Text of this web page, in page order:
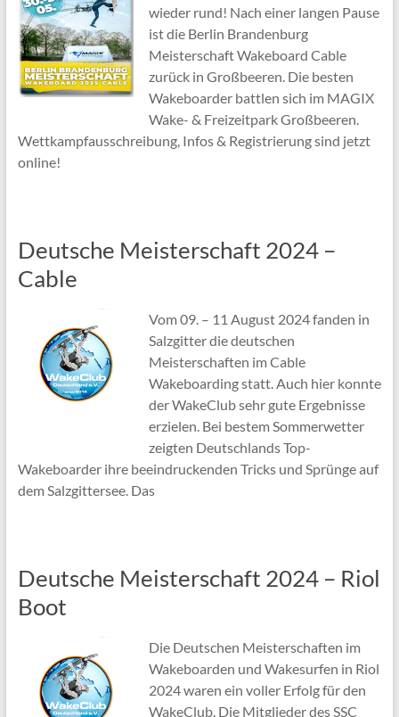
wieder rund! Nach einer langen Pause
ist die Berlin Brandenburg
Meisterschaft Wakeboard Cable
zurück in Großbeeren. Die besten
Wakeboarder battlen sich im MAGIX
Wake- & Freizeitpark Großbeeren.
Wettkampfausschreibung, Infos & Registrierung sind jetzt
online!
Deutsche Meisterschaft 2024 –
Cable
Vom 09. – 11 August 2024 fanden in
Salzgitter die deutschen
Meisterschaften im Cable
Wakeboarding statt. Auch hier konnte
der WakeClub sehr gute Ergebnisse
erzielen. Bei bestem Sommerwetter
zeigten Deutschlands Top-
Wakeboarder ihre beeindruckenden Tricks und Sprünge auf
dem Salzgittersee. Das
Deutsche Meisterschaft 2024 – Riol
Boot
Die Deutschen Meisterschaften im
Wakeboarden und Wakesurfen in Riol
2024 waren ein voller Erfolg für den
WakeClub. Die Mitglieder des SSC